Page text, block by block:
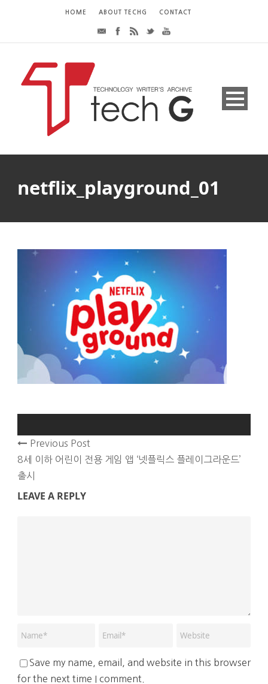
HOME ABOUT TECHG CONTACT
netflix_playground_01
Previous Post
8세 이하 어린이 전용 게임 앱 ‘넷플릭스 플레이그라운드’
출시
LEAVE A REPLY
Save my name, email, and website in this browser
for the next time I comment.